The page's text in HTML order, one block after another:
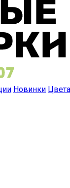
Новинки Цвета